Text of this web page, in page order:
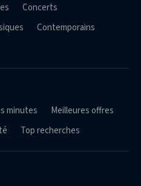
Concerts
Contemporains
minutes
Meilleures offres
Top recherches